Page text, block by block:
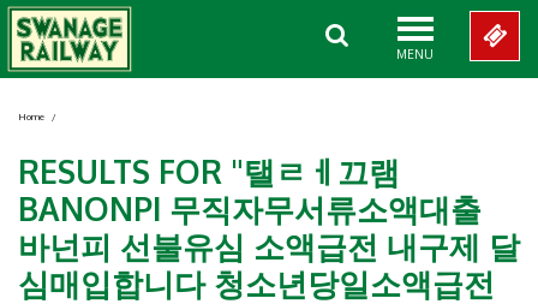
MENU
Home /
RESULTS FOR "탤ㄹㅔ끄램
BANONPI 무직자무서류소액대출
바넌피 선불유심 소액급전 내구제 달
심매입합니다 청소년당일소액급전